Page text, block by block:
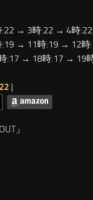
→ 3時:22 → 4時
→ 11時:19 → 12
:17 → 18時:17 → 19
|
」